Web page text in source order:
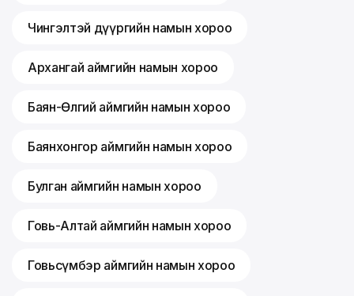
Чингэлтэй дүүргийн намын хороо
Архангай аймгийн намын хороо
Баян-Өлгий аймгийн намын хороо
Баянхонгор аймгийн намын хороо
Булган аймгийн намын хороо
Говь-Алтай аймгийн намын хороо
Говьсүмбэр аймгийн намын хороо